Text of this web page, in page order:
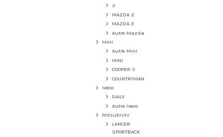
2
MAZDA 2
MAZDA 3
Autre Mazda
Mini
Autre Mini
MINI
COOPER S
COUNTRYMAN
Iveco
DAILY
Autre Iveco
Mitsubishi
LANCER
SPORTBACK